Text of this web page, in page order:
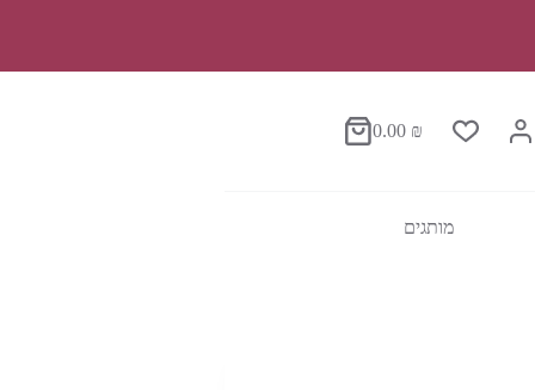
סל0.00 ₪
מותגים